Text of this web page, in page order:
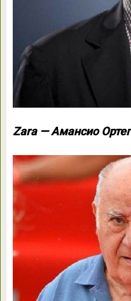
Zara — Амансио